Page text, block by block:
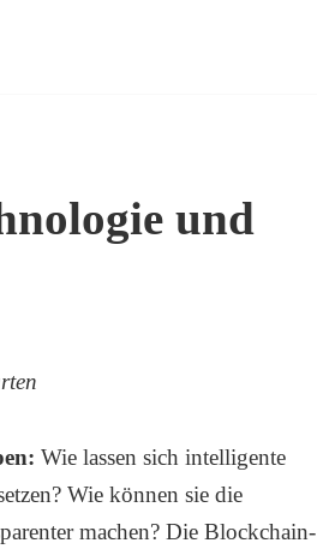
und
Wie lassen sich intelligente
Wie können sie die
machen? Die Blockchain-